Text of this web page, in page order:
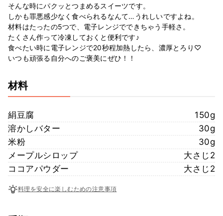
そんな時にパクッとつまめるスイーツです。
しかも罪悪感少なく食べられるなんて…うれしいですよね。
材料はたったの5つで、電子レンジでできちゃう手軽さ。
たくさん作って冷凍しておくと便利です♪
食べたい時に電子レンジで20秒程加熱したら、濃厚とろり♡
いつも頑張る自分へのご褒美にぜひ！！
材料
絹豆腐
150g
溶かしバター
30g
米粉
30g
メープルシロップ
大さじ2
ココアパウダー
大さじ2
料理を安全に楽しむための注意事項